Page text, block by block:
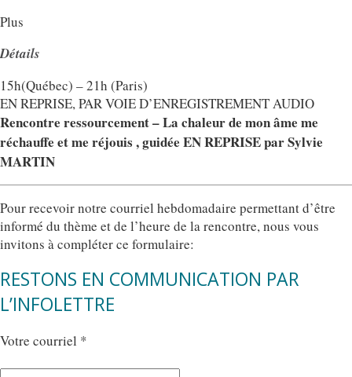
Plus
Détails
15h(Québec) – 21h (Paris)
EN REPRISE, PAR VOIE D’ENREGISTREMENT AUDIO
Rencontre ressourcement – La chaleur de mon âme me
réchauffe et me réjouis , guidée EN REPRISE par Sylvie
MARTIN
Pour recevoir notre courriel hebdomadaire permettant d’être
informé du thème et de l’heure de la rencontre, nous vous
invitons à compléter ce formulaire:
RESTONS EN COMMUNICATION PAR
L’INFOLETTRE
Votre courriel *